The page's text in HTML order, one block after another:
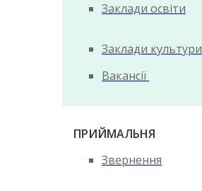
Заклади освіти
Заклади культури
Вакансії
ПРИЙМАЛЬНЯ
Звернення